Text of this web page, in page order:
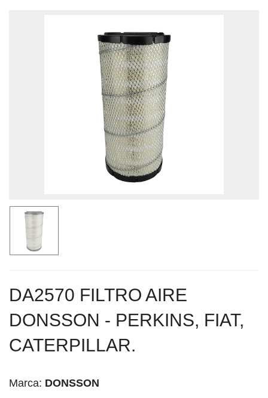
DA2570 FILTRO AIRE
DONSSON - PERKINS, FIAT,
CATERPILLAR.
Marca: DONSSON